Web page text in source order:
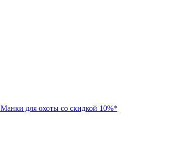
Манки для охоты со скидкой 10%*